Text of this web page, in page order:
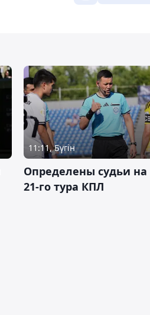
11:11, Бүгін
Определены судьи
21-го тура КПЛ